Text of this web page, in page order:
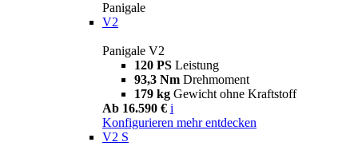
Panigale
V2
Panigale V2
120 PS Leistung
93,3 Nm Drehmoment
179 kg Gewicht ohne Kraftstoff
Ab 16.590 € i
Konfigurieren mehr entdecken
V2 S